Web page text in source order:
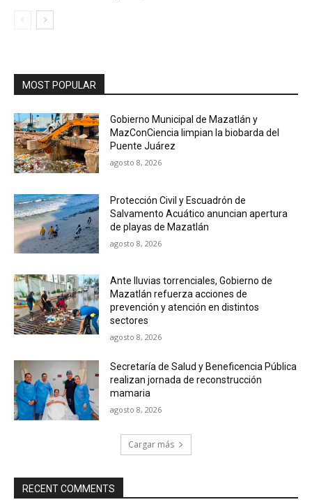
MOST POPULAR
Gobierno Municipal de Mazatlán y
MazConCiencia limpian la biobarda del
Puente Juárez
agosto 8, 2026
Protección Civil y Escuadrón de
Salvamento Acuático anuncian apertura
de playas de Mazatlán
agosto 8, 2026
Ante lluvias torrenciales, Gobierno de
Mazatlán refuerza acciones de
prevención y atención en distintos
sectores
agosto 8, 2026
Secretaría de Salud y Beneficencia Pública
realizan jornada de reconstrucción
mamaria
agosto 8, 2026
Cargar más
RECENT COMMENTS